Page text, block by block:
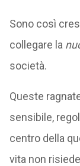
Sono così
collegare la
società.
Queste
sensibile,
centro della
vita non